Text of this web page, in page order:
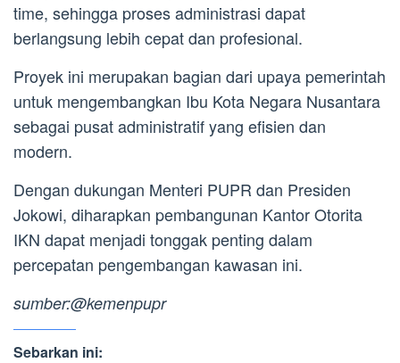
time, sehingga proses administrasi dapat
berlangsung lebih cepat dan profesional.
Proyek ini merupakan bagian dari upaya pemerintah
untuk mengembangkan Ibu Kota Negara Nusantara
sebagai pusat administratif yang efisien dan
modern.
Dengan dukungan Menteri PUPR dan Presiden
Jokowi, diharapkan pembangunan Kantor Otorita
IKN dapat menjadi tonggak penting dalam
percepatan pengembangan kawasan ini.
sumber:@kemenpupr
Sebarkan ini: